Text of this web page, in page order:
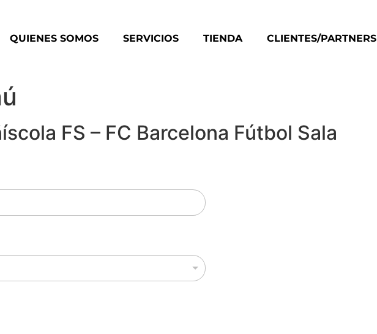
QUIENES SOMOS SERVICIOS TIENDA CLIENTES/PARTNERS
FS – FC Barcelona Fútbol Sala